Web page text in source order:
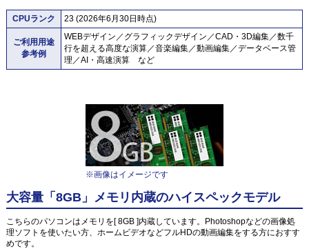
CPUランク 23 (2026年6月30日時点)
ご利用用途
参考例
WEBデザイン／グラフィックデザイン／CAD・3D編集／数千
行を超える高度な演算／音楽編集／動画編集／データベース管
理／AI・高速演算 など
※画像はイメージです
大容量「8GB」メモリ内蔵のハイスペックモデル
こちらのパソコンはメモリを[ 8GB ]内蔵しています。Photoshopなどの画像処
理ソフトを使いたい方、ホームビデオなどフルHDの動画編集をする方におすす
めです。